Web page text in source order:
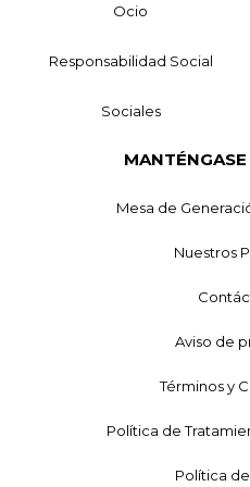
Ocio
Responsabilidad Social
Sociales
Mesa de
Nuestros
Aviso de
Términos y
Política de
Política